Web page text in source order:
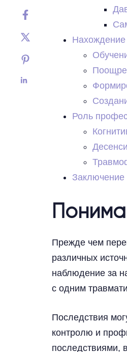
Нахождение
Роль
Заключение
Прежде чем
различных
наблюдение за
с одним
Последствия
контролю и
последствиями,